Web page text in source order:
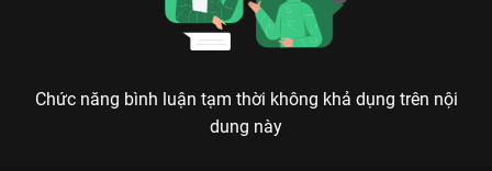
Chức năng bình luận tạm thời không khả dụng trên nội
dung này